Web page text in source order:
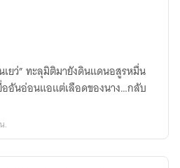
ยว่” ทะลุมิติมายังดินแดนอสูรหมื่น
ออันอ่อนแอแต่เลือดของนาง…กลับ
.